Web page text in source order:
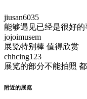
jiusan6035
能够遇见已经是很好的
jojoimusem
展览特别棒 值得欣赏
chhcing123
展览的部分不能拍照
附近的展览